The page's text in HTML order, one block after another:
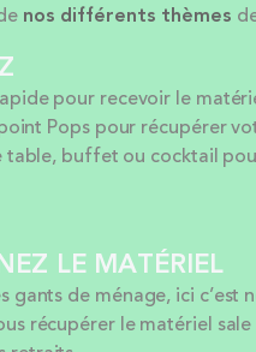
nos différents thèmes
pour recevoir le
Pops pour récupérer
table, buffet ou cocktail
LE MATÉRIEL
gants de ménage, ici c’est
récupérer le matériel